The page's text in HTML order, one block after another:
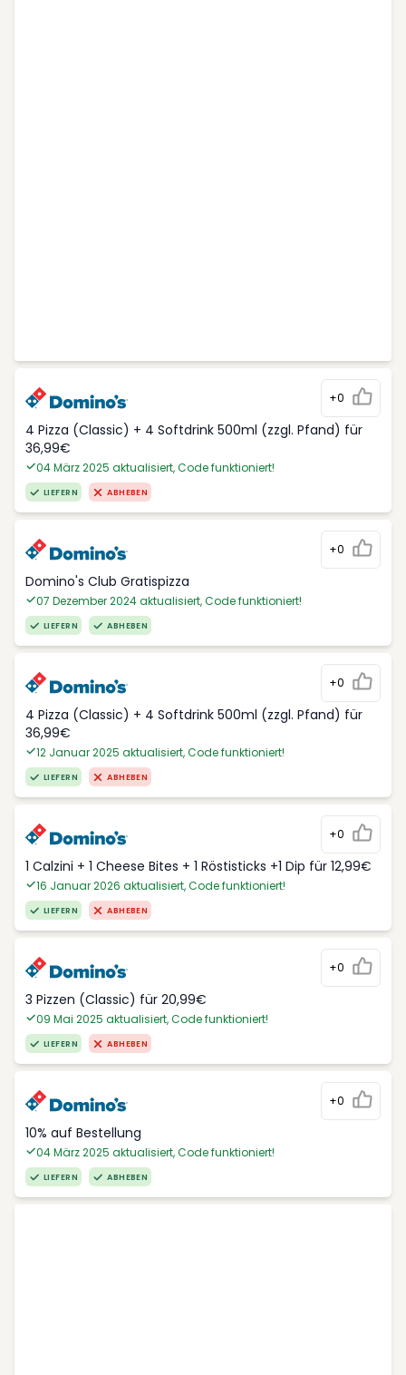
+0
4 Pizza (Classic) + 4 Softdrink 500ml (zzgl. Pfand) für
36,99€
04 März 2025 aktualisiert, Code funktioniert!
LIEFERN ABHEBEN
+0
Domino's Club Gratispizza
07 Dezember 2024 aktualisiert, Code funktioniert!
LIEFERN ABHEBEN
+0
4 Pizza (Classic) + 4 Softdrink 500ml (zzgl. Pfand) für
36,99€
12 Januar 2025 aktualisiert, Code funktioniert!
LIEFERN ABHEBEN
+0
1 Calzini + 1 Cheese Bites + 1 Röstisticks +1 Dip für 12,99€
16 Januar 2026 aktualisiert, Code funktioniert!
LIEFERN ABHEBEN
+0
3 Pizzen (Classic) für 20,99€
09 Mai 2025 aktualisiert, Code funktioniert!
LIEFERN ABHEBEN
+0
10% auf Bestellung
04 März 2025 aktualisiert, Code funktioniert!
LIEFERN ABHEBEN